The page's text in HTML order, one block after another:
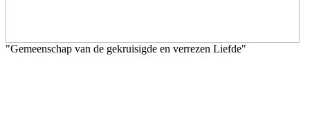
"Gemeenschap van de gekruisigde en verrezen Liefde"